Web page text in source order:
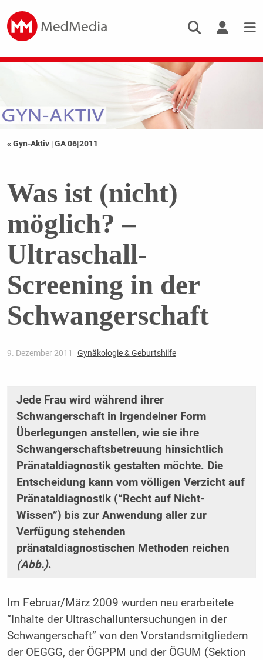
« Gyn-Aktiv |GA 06|2011
Was ist (nicht)
möglich? –
Ultraschall-
Screening in der
Schwangerschaft
9. Dezember 2011 Gynäkologie & Geburtshilfe
Jede Frau wird während ihrer
Schwangerschaft in irgendeiner Form
Überlegungen anstellen, wie sie ihre
Schwangerschaftsbetreuung hinsichtlich
Pränataldiagnostik gestalten möchte. Die
Entscheidung kann vom völligen Verzicht auf
Pränataldiagnostik (“Recht auf Nicht-
Wissen”) bis zur Anwendung aller zur
Verfügung stehenden
pränataldiagnostischen Methoden reichen
(Abb.).
Im Februar/März 2009 wurden neu erarbeitete
“Inhalte der Ultraschalluntersuchungen in der
Schwangerschaft” von den Vorstandsmitgliedern
der OEGGG, der ÖGPPM und der ÖGUM (Sektion